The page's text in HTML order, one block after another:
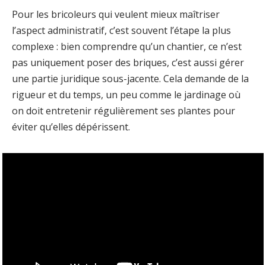
Pour les bricoleurs qui veulent mieux maîtriser
l’aspect administratif, c’est souvent l’étape la plus
complexe : bien comprendre qu’un chantier, ce n’est
pas uniquement poser des briques, c’est aussi gérer
une partie juridique sous-jacente. Cela demande de la
rigueur et du temps, un peu comme le jardinage où
on doit entretenir régulièrement ses plantes pour
éviter qu’elles dépérissent.